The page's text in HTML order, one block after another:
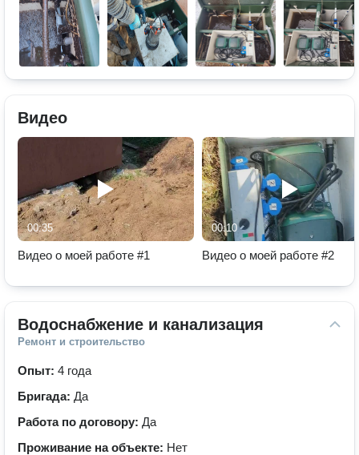
Видео
00:35
Видео о моей работе #1
00:10
Видео о моей работе #2
Водоснабжение и канализация
Ремонт и строительство
Опыт: 4 года
Бригада: Да
Работа по договору: Да
Проживание на объекте: Нет